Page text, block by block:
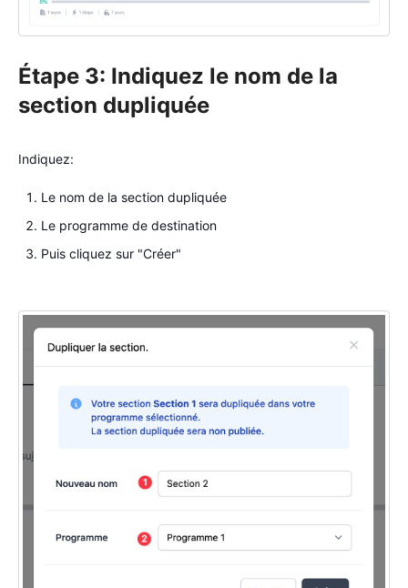
Étape 3: Indiquez le nom de la
section dupliquée
Indiquez:
Le nom de la section dupliquée
Le programme de destination
Puis cliquez sur "Créer"